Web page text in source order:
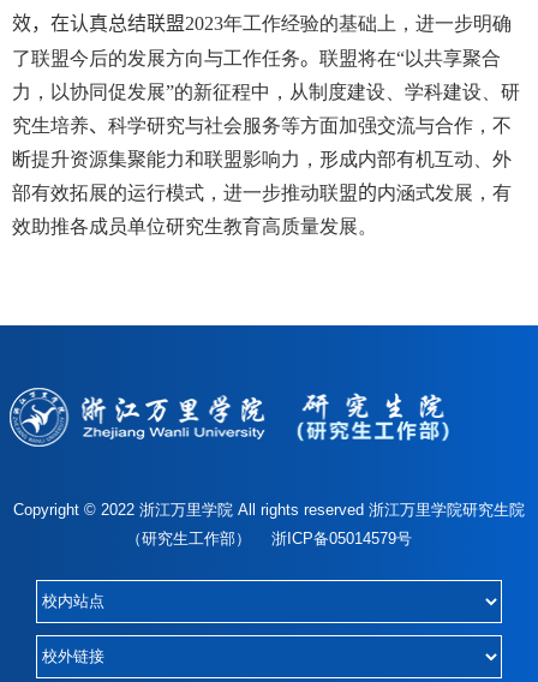
效，在认真总结联盟2023年工作经验的基础上，进一步明确
了联盟今后的发展方向与工作任务。 联盟将在“以共享聚合
力，以协同促发展”的新征程中，从制度建设、学科建设、研
究生培养、 科学研究与社会服务等方面加强交流与合作，不
断提升资源集聚能力和联盟影响力，形成内部有机互动、外
部有效拓展的运行模式，进一步推动联盟的内涵式发展，有
效助推各成员单位研究生教育高质量发展。
Copyright © 2022 浙江万里学院 All rights reserved 浙江万里学院研究生院
（研究生工作部） 浙ICP备05014579号